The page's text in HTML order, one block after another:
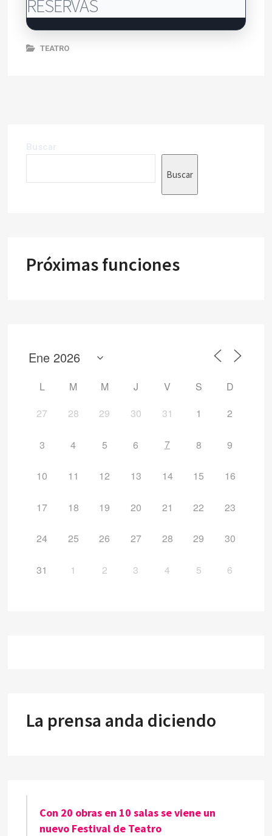
RESERVAS
TEATRO
Buscar
Próximas funciones
L M M J V S
D
27
28 29 30 31 1 2
3 4 5 6 7 8 9
10 11 12 13 14 15 16
17 18 19 20 21 22 23
24 25 26 27 28 29 30
31 1 2 3 4 5 6
La prensa anda diciendo
Con 20 obras en 10 salas se viene un
nuevo Festival de Teatro